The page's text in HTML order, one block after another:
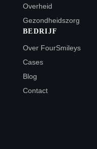
Overheid
Gezondheidszorg
BEDRIJF
Over FourSmileys
Cases
Blog
Contact